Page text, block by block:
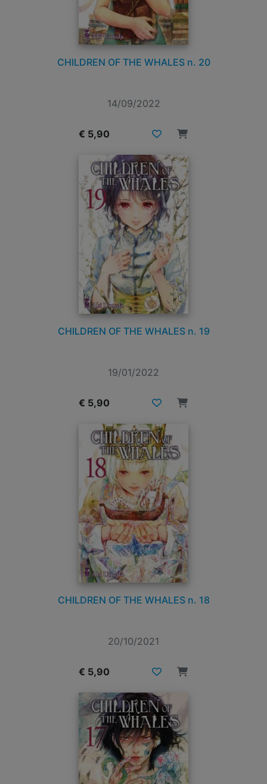
CHILDREN OF THE WHALES n. 20
14/09/2022
€ 5,90
CHILDREN OF THE WHALES n. 19
19/01/2022
€ 5,90
CHILDREN OF THE WHALES n. 18
20/10/2021
€ 5,90